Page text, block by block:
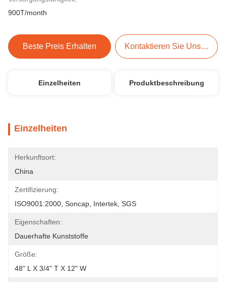
900T/month
Beste Preis Erhalten Kontaktieren Sie Uns Jetzt
Einzelheiten Produktbeschreibung
Einzelheiten
Herkunftsort:
China
Zertifizierung:
ISO9001:2000, Soncap, Intertek, SGS
Eigenschaften:
Dauerhafte Kunststoffe
Größe:
48" L X 3/4" T X 12" W